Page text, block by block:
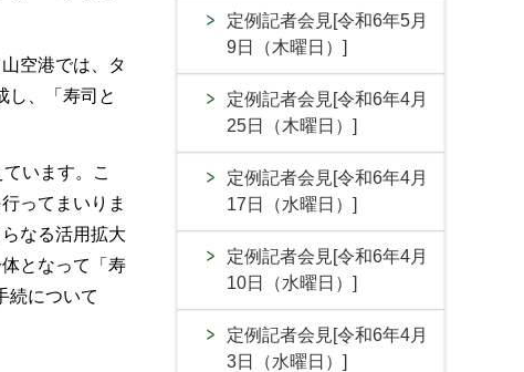
空港では、タ
し、「寿司と
います。こ
ってまいりま
なる活用拡大
となって「寿
続について
定例記者会見[令和6年5月
9日（木曜日）]
定例記者会見[令和6年4月
25日（木曜日）]
定例記者会見[令和6年4月
17日（水曜日）]
定例記者会見[令和6年4月
10日（水曜日）]
定例記者会見[令和6年4月
3日（水曜日）]